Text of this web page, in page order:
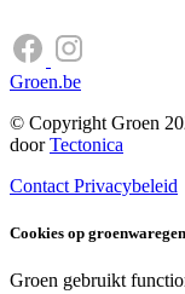
Groen.be
© Copyright Groen
doorTectonica
Contact Privacybeleid
Cookies op
Groen gebruikt